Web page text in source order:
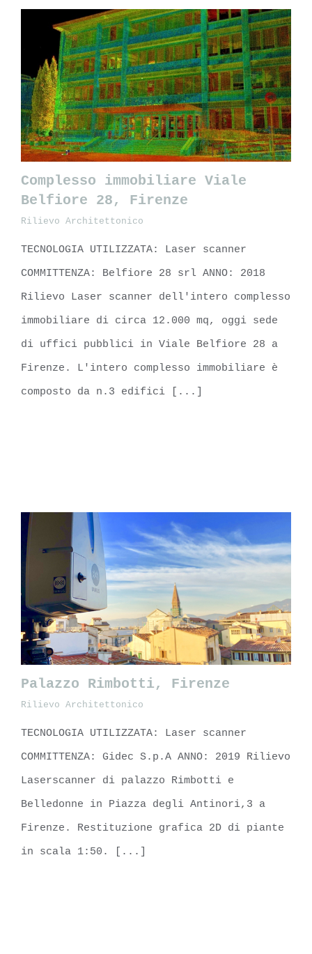
28, Firenze
Complesso immobiliare Viale
Belfiore 28, Firenze
Rilievo Architettonico
TECNOLOGIA UTILIZZATA: Laser scanner
COMMITTENZA: Belfiore 28 srl ANNO: 2018
Rilievo Laser scanner dell'intero complesso
immobiliare di circa 12.000 mq, oggi sede
di uffici pubblici in Viale Belfiore 28 a
Firenze. L'intero complesso immobiliare è
composto da n.3 edifici [...]
Palazzo Rimbotti, Firenze
Rilievo Architettonico
TECNOLOGIA UTILIZZATA: Laser scanner
COMMITTENZA: Gidec S.p.A ANNO: 2019 Rilievo
Laserscanner di palazzo Rimbotti e
Belledonne in Piazza degli Antinori,3 a
Firenze. Restituzione grafica 2D di piante
in scala 1:50. [...]